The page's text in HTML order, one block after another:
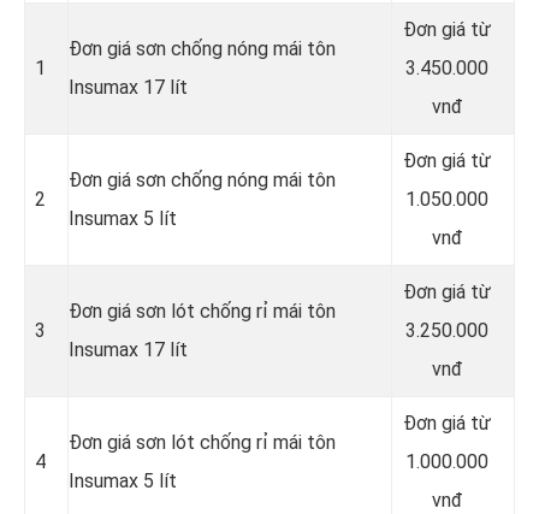
1
Đơn giá sơn chống nóng mái tôn
Insumax 17 lít
Đơn giá từ
3.450.000
vnđ
2
Đơn giá sơn chống nóng mái tôn
Insumax 5 lít
Đơn giá từ
1.050.000
vnđ
3
Đơn giá sơn lót chống rỉ mái tôn
Insumax 17 lít
Đơn giá từ
3.250.000
vnđ
4
Đơn giá sơn lót chống rỉ mái tôn
Insumax 5 lít
Đơn giá từ
1.000.000
vnđ